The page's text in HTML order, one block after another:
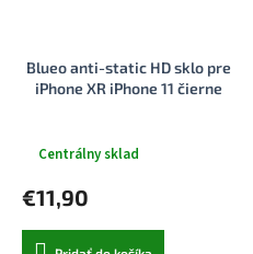
Blueo anti-static HD sklo pre
iPhone XR iPhone 11 čierne
Centrálny sklad
€11,90